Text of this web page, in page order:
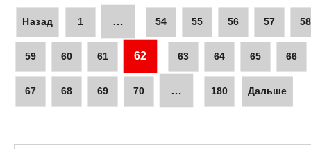
Назад 1 … 54 55 56 57 58
59 60 61 62 63 64 65 66
67 68 69 70 … 180 Дальше